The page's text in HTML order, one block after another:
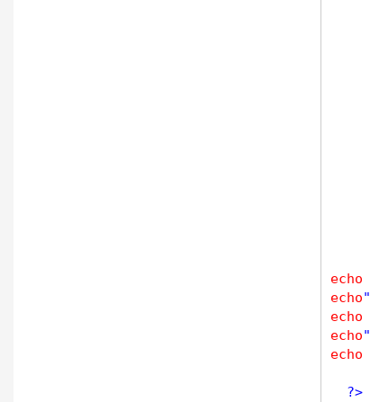
echo
echo"
echo
echo"
echo
?>